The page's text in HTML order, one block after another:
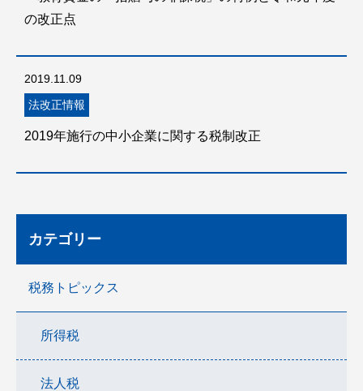
の改正点
2019.11.09
法改正情報
2019年施行の中小企業に関する税制改正
カテゴリー
税務トピックス
所得税
法人税